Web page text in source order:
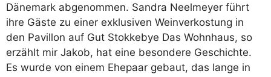
Dänemark abgenommen. Sandra Neelmeyer führt
ihre Gäste zu einer exklusiven Weinverkostung in
den Pavillon auf Gut Stokkebye Das Wohnhaus, so
erzählt mir Jakob, hat eine besondere Geschichte.
Es wurde von einem Ehepaar gebaut, das lange in